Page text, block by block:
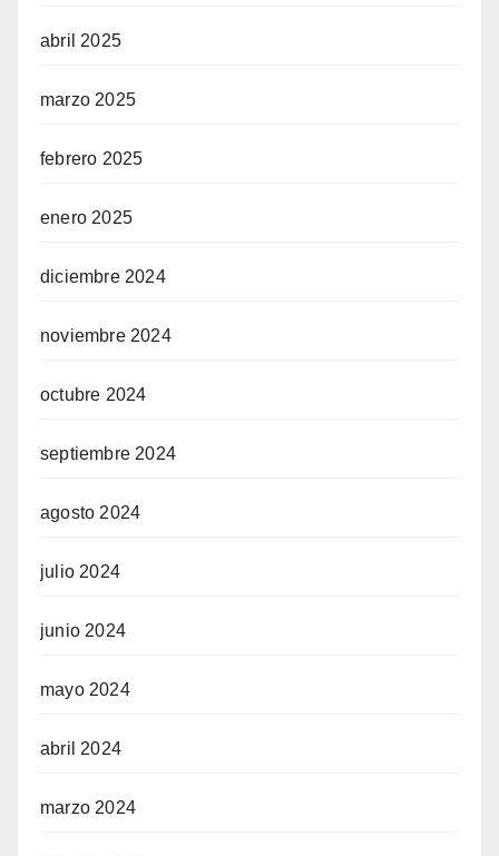
abril 2025
marzo 2025
febrero 2025
enero 2025
diciembre 2024
noviembre 2024
octubre 2024
septiembre 2024
agosto 2024
julio 2024
junio 2024
mayo 2024
abril 2024
marzo 2024